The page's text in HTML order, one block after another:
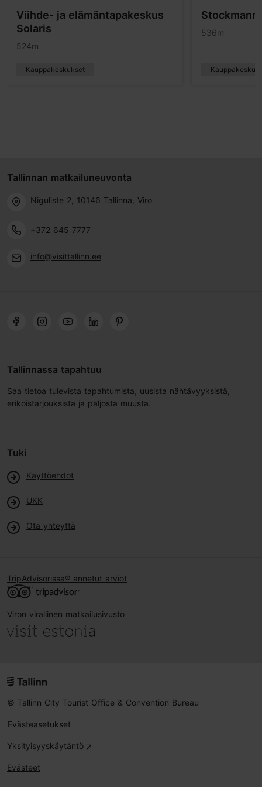
Viihde- ja elämäntapakeskus
Solaris
524m
Kauppakeskukset
536m
Tallinnan matkailuneuvonta
Niguliste 2, 10146 Tallinna, Viro
+372 645 7777
info@visittallinn.ee
Tallinnassa tapahtuu
Saa tietoa tulevista tapahtumista, uusista nähtävyyksistä,
erikoistarjouksista ja paljosta muusta.
Tuki
Käyttöehdot
UKK
Ota yhteyttä
TripAdvisorissa® annetut arviot
Viron virallinen matkailusivusto
© Tallinn City Tourist Office & Convention Bureau
Evästeasetukset
Yksityisyyskäytäntö
Evästeet